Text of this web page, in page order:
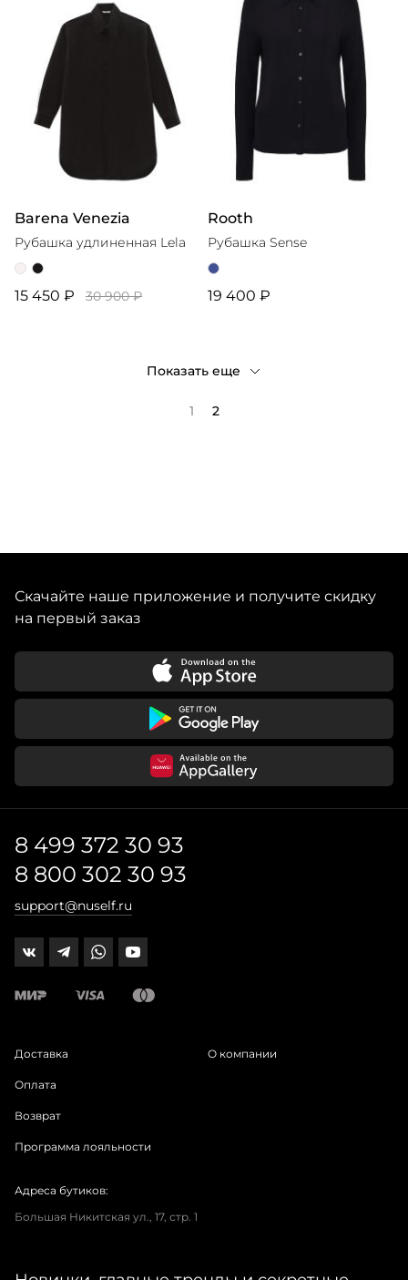
Barena Venezia
Рубашка удлиненная Lela
15 450 ₽ 30 900 ₽
Rooth
Рубашка Sense
19 400 ₽
Показать еще
1 2
Скачайте наше приложение и получите скидку
на первый заказ
8 499 372 30 93
8 800 302 30 93
support@nuself.ru
Доставка
Оплата
Возврат
Программа лояльности
О компании
Адреса бутиков:
Большая Никитская ул., 17, стр. 1